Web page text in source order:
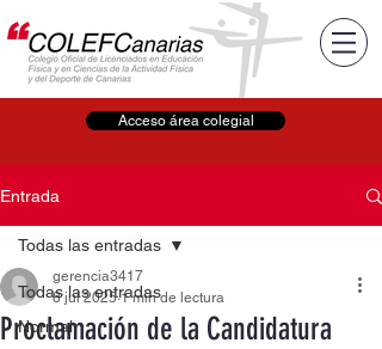
Acceso área colegial
Entrada
Todas las entradas
Normal
Todas las entradas
Proclamación de la Candidatura
gerencia3417
8 jul 2025 1 min de lectura